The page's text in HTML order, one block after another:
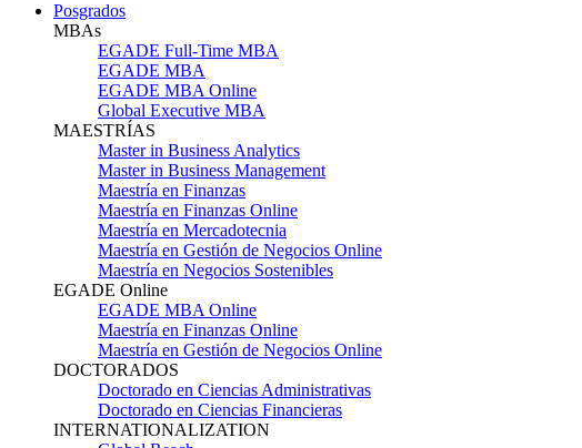
Posgrados
MBAs
EGADE Full-Time MBA
EGADE MBA
EGADE MBA Online
Global Executive MBA
MAESTRÍAS
Master in Business Analytics
Master in Business Management
Maestría en Finanzas
Maestría en Finanzas Online
Maestría en Mercadotecnia
Maestría en Gestión de Negocios Online
Maestría en Negocios Sostenibles
EGADE Online
EGADE MBA Online
Maestría en Finanzas Online
Maestría en Gestión de Negocios Online
DOCTORADOS
Doctorado en Ciencias Administrativas
Doctorado en Ciencias Financieras
INTERNATIONALIZATION